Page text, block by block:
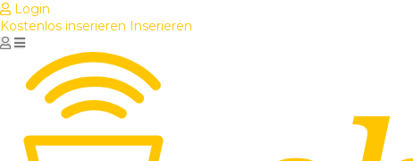
Login
Kostenlos inserieren Inserieren